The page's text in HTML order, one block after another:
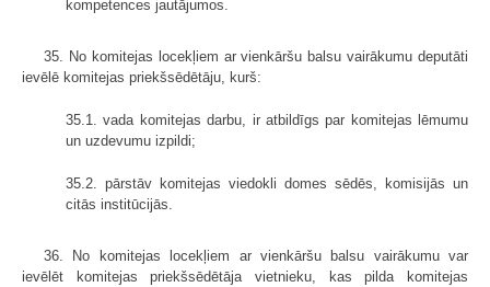
kompetences jautājumos.
35. No komitejas locekļiem ar vienkāršu balsu vairākumu deputāti
ievēlē komitejas priekšsēdētāju, kurš:
35.1. vada komitejas darbu, ir atbildīgs par komitejas lēmumu
un uzdevumu izpildi;
35.2. pārstāv komitejas viedokli domes sēdēs, komisijās un
citās institūcijās.
36. No komitejas locekļiem ar vienkāršu balsu vairākumu var
ievēlēt komitejas priekšsēdētāja vietnieku, kas pilda komitejas